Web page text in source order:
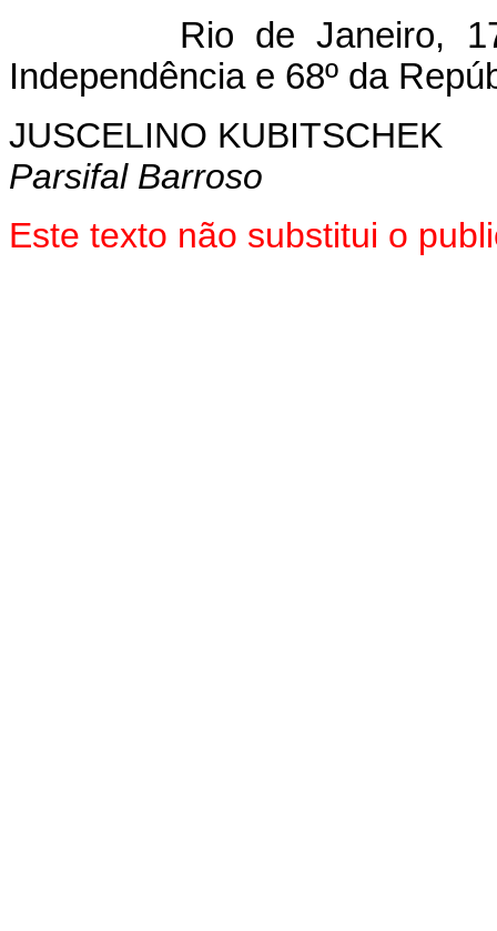
Rio de Janeiro, 17 de
Independência e 68º da
JUSCELINO KUBITSCHEK
Parsifal Barroso
Este texto não substitui o